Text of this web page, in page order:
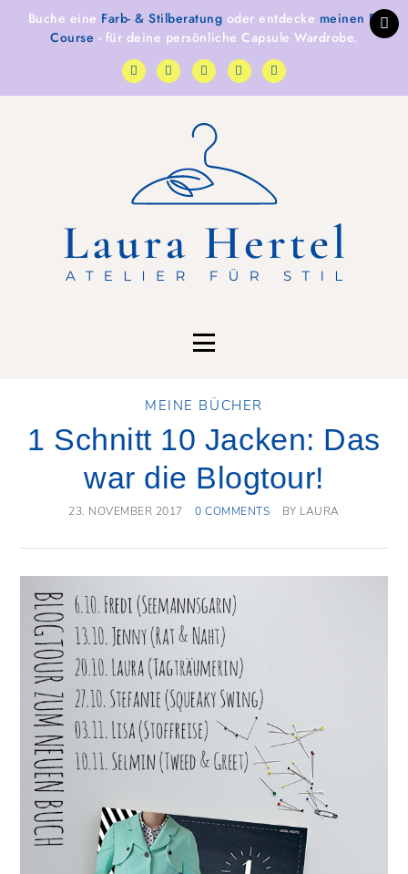
Buche eine Farb- & Stilberatung oder entdecke meinen E-
Course - für deine persönliche Capsule Wardrobe.
MEINE BÜCHER
1 Schnitt 10 Jacken: Das
war die Blogtour!
23. NOVEMBER 2017 0 COMMENTS BY LAURA